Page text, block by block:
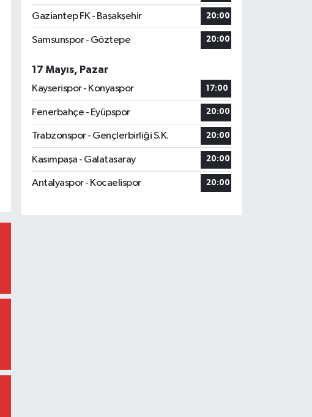
Gaziantep FK - Başakşehir 20:00
Samsunspor - Göztepe 20:00
17 Mayıs, Pazar
Kayserispor - Konyaspor
17:00
Fenerbahçe - Eyüpspor 20:00
Trabzonspor - Gençlerbirliği S.K. 20:00
Kasımpaşa - Galatasaray 20:00
Antalyaspor - Kocaelispor 20:00